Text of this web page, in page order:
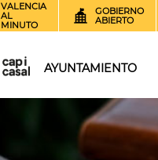
VALENCIA
AL
MINUTO
GOBIERNO
ABIERTO
AYUNTAMIENTO